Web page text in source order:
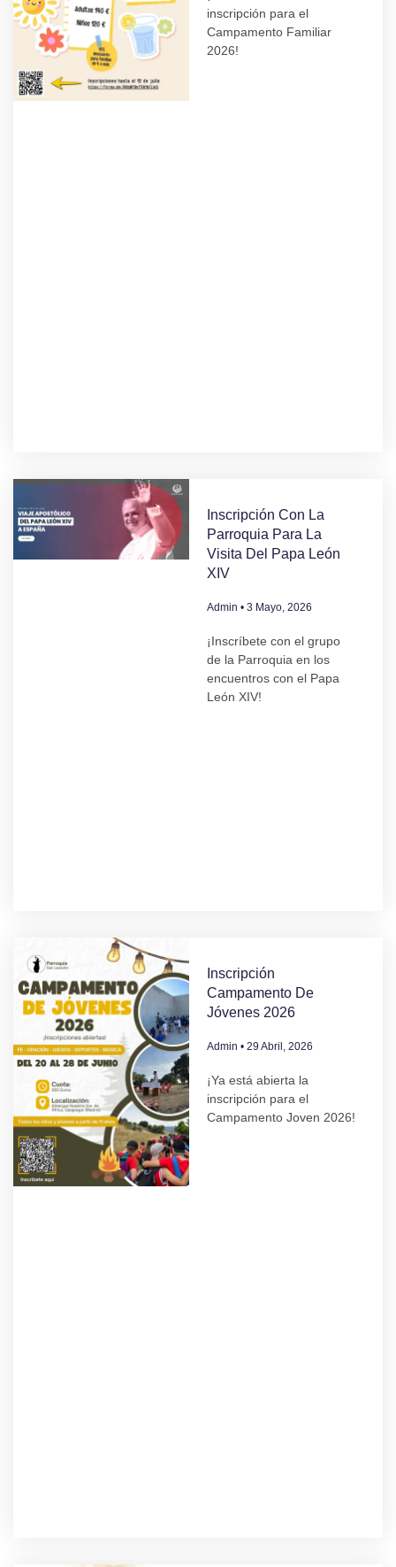
inscripción para el
Campamento Familiar
2026!
Inscripción Con La
Parroquia Para La
Visita Del Papa León
XIV
Admin 3 Mayo, 2026
¡Inscríbete con el grupo
de la Parroquia en los
encuentros con el Papa
León XIV!
Inscripción
Campamento De
Jóvenes 2026
Admin 29 Abril, 2026
¡Ya está abierta la
inscripción para el
Campamento Joven 2026!